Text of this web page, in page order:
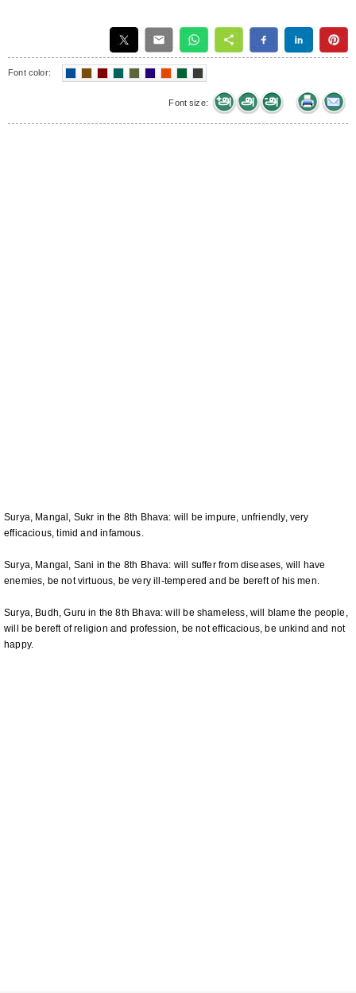
Font color:
Font size:
Surya, Mangal, Sukr in the 8th Bhava: will be impure, unfriendly, very
efficacious, timid and infamous.
Surya, Mangal, Sani in the 8th Bhava: will suffer from diseases, will have
enemies, be not virtuous, be very ill-tempered and be bereft of his men.
Surya, Budh, Guru in the 8th Bhava: will be shameless, will blame the people,
will be bereft of religion and profession, be not efficacious, be unkind and not
happy.